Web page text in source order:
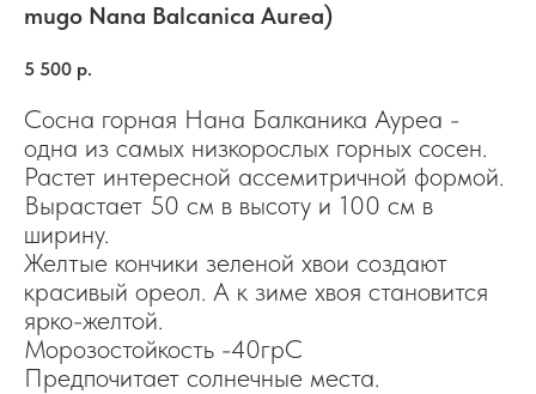
mugo Nana Balcanica Aurea)
5 500 р.
Сосна горная Нана Балканика Ауреа -
одна из самых низкорослых горных сосен.
Растет интересной ассемитричной формой.
Вырастает 50 см в высоту и 100 см в
ширину.
Желтые кончики зеленой хвои создают
красивый ореол. А к зиме хвоя становится
ярко-желтой.
Морозостойкость -40грС
Предпочитает солнечные места.